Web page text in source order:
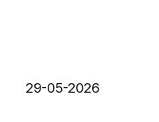
29-05-2026